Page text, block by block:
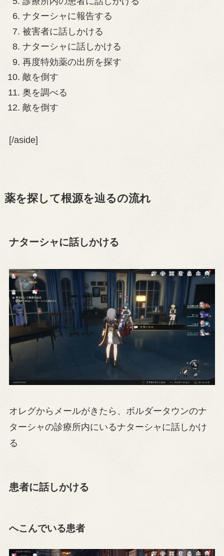
ナターシャに報告する
被害者に話しかける
ナターシャに話しかける
再度特効薬の出所を探す
敵を倒す
奥を調べる
敵を倒す
[/aside]
薬を探して根源を辿るの流れ
ナターシャに話しかける
オレグからメールがきたら、ボルダータウンのナ
ターシャの診療所内にいるナターシャに話しかけ
る
患者に話しかける
へこんでいる患者